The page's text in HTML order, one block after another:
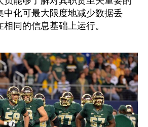
中化可最大限度地减少数据丢
同的信息基础上运行。